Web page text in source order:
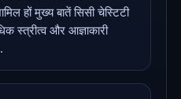
हों मुख्य बातें सिसी चेस्टिटी
स्त्रीत्व और आज्ञाकारी